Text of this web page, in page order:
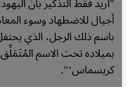
أجيال للاضطهاد وسوء
باسم ذلك الرجل، الذي
بميلاده تحت الاسم
كريسماس‘".